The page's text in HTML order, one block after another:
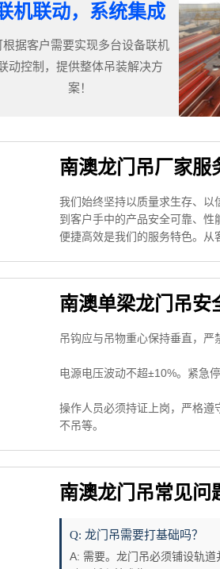
机联动，系统集成
根据客户需要实现多台设备联机
动控制，提供整体吊装解决方
案！
南澳龙门吊厂家服
我们始终坚持以质量求生存、
到客户手中的产品安全可靠、性
便捷高效是我们的服务特色。从
南澳单梁龙门吊安
吊钩应与吊物重心保持垂直，严
电源电压波动不超±10%。紧急
操作人员必须持证上岗，严格
不吊等。
南澳龙门吊常见问
Q: 龙门吊需要打基础吗？
A: 需要。龙门吊必须铺设轨